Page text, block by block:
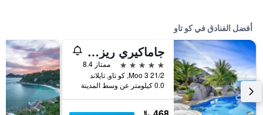
أفضل الفنادق في كو تاو
جاماكيري ريزورت آند سبا
5 نجوم
ممتاز 8.4
21/2 Moo 3, كو تاو, تايلاند
0.0 كيلومتر عن وسط المدينة